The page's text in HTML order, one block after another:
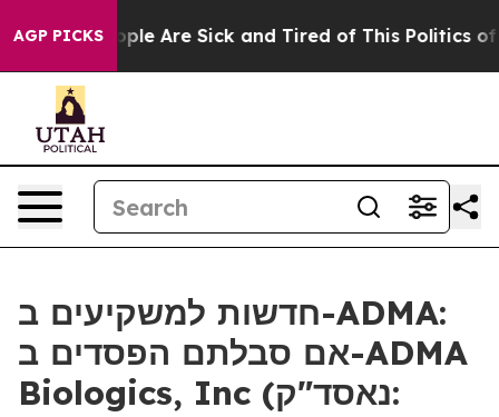
AGP PICKS
“People Are Sick and Tired of This Politics of
חדשות למשקיעים ב-ADMA:
אם סבלתם הפסדים ב-ADMA
Biologics, Inc (נאסד"ק: